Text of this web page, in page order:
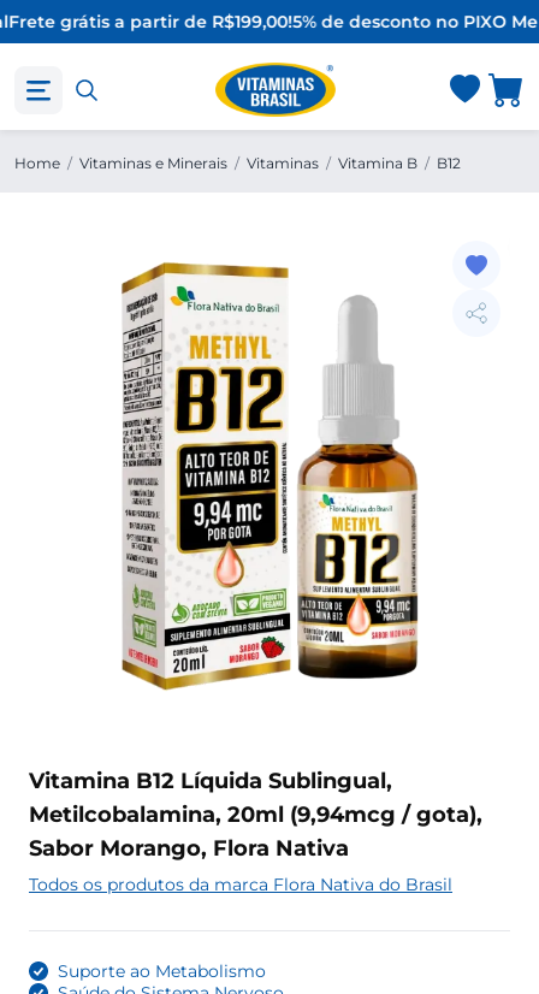
Frete grátis a partir de R$199,00!5% de desconto no PIXO
Home / Vitaminas e Minerais / Vitaminas / Vitamina B / B12
Vitamina B12 Líquida Sublingual,
Metilcobalamina, 20ml (9,94mcg / gota),
Sabor Morango, Flora Nativa
Todos os produtos da marca Flora Nativa do Brasil
Suporte ao Metabolismo